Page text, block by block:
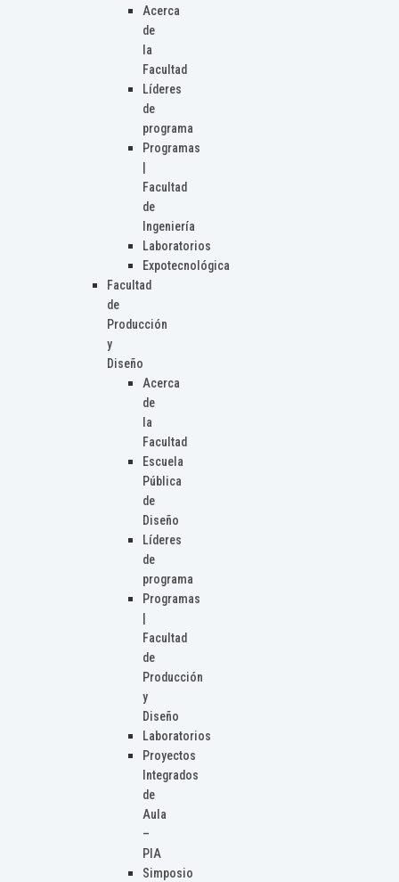
Acerca
de
la
Facultad
Líderes
de
programa
Programas
Facultad
de
Ingeniería
Laboratorios
Expotecnológica
Facultad
de
Producción
y
Diseño
Acerca
de
la
Facultad
Escuela
Pública
de
Diseño
Líderes
de
programa
Programas
Facultad
de
Producción
y
Diseño
Laboratorios
Proyectos
Integrados
de
Aula
–
PIA
Simposio